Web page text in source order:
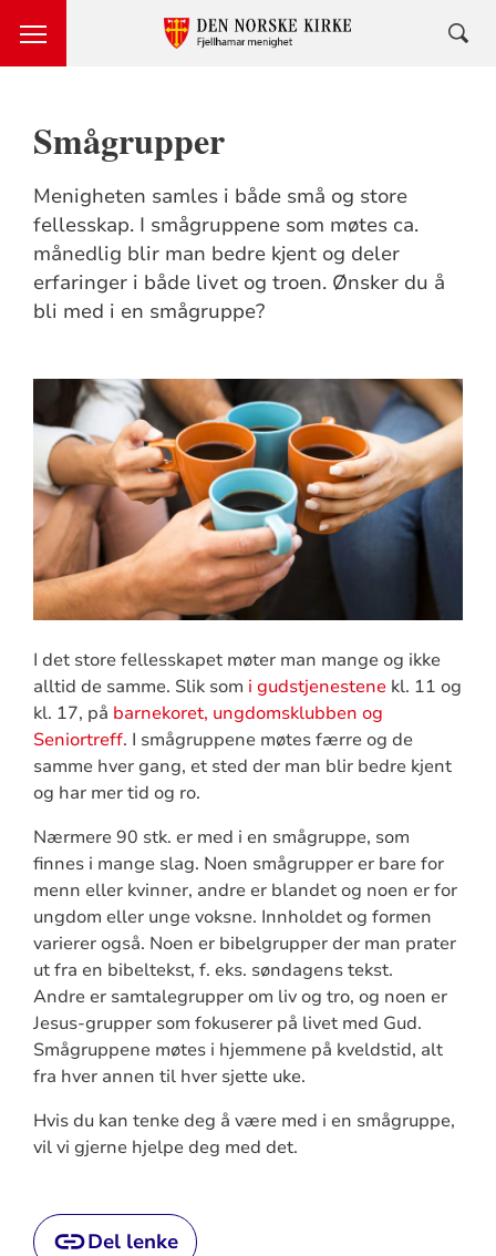
Smågrupper
Menigheten samles i både små og store
fellesskap. I smågruppene som møtes ca.
månedlig blir man bedre kjent og deler
erfaringer i både livet og troen. Ønsker du å
bli med i en smågruppe?
I det store fellesskapet møter man mange og ikke
alltid de samme. Slik som i gudstjenestene kl. 11 og
kl. 17, på barnekoret, ungdomsklubben og
Seniortreff. I smågruppene møtes færre og de
samme hver gang, et sted der man blir bedre kjent
og har mer tid og ro.
Nærmere 90 stk. er med i en smågruppe, som
finnes i mange slag. Noen smågrupper er bare for
menn eller kvinner, andre er blandet og noen er for
ungdom eller unge voksne. Innholdet og formen
varierer også. Noen er bibelgrupper der man prater
ut fra en bibeltekst, f. eks. søndagens tekst.
Andre er samtalegrupper om liv og tro, og noen er
Jesus-grupper som fokuserer på livet med Gud.
Smågruppene møtes i hjemmene på kveldstid, alt
fra hver annen til hver sjette uke.
Hvis du kan tenke deg å være med i en smågruppe,
vil vi gjerne hjelpe deg med det.
Del lenke